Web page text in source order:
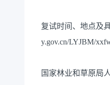
复试时间、地点及
y.gov.cn/LYJBM/
国家林业和草原局